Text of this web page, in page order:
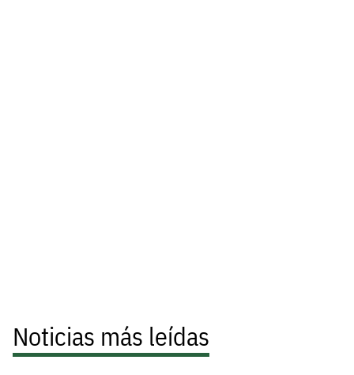
Noticias más leídas